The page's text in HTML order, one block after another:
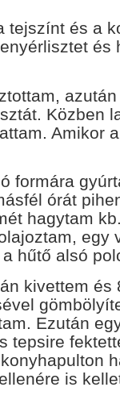
tejszínt és a
és
Közben
Amikor
formára
órát
hagytam
egy
hűtő alsó
kivettem és
Ezután
tepsire
is